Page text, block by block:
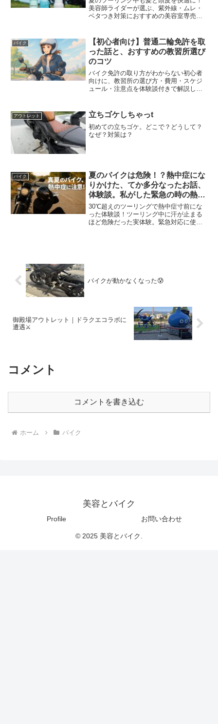
美容師ライダーが選ぶ、紫外線・ムレ・
ベタつき対策におすすめの美容室専売品3
バイク
【初心者向け】普通二輪免許を取
った話と、おすすめの教習所選び
のコツ
バイク免許の取り方がわからない初心者
向けに、教習所の選び方・費用・スケジ
ュール・注意点を体験談付きで解説しま
アウトレット 立ちゴケしちゃっt
初めての立ちゴケ。どこで？どうして？
なぜ？対策は？
バイク
夏のバイクは危険！？熱中症にな
りかけた、てか多分なったお話、
体験談。私がした緊急の時の熱中
症対策＆おすすめアイテム
30℃超えのツーリングで熱中症寸前にな
った体験談！ツーリング中に汗が止まる
ほど危険だった実体験。緊急対応に使っ
バイクが動かなくなった😰
御殿場アウトレット｜ドラクエコラボに
遭遇⚔️
コメント
コメントを書き込む
ホーム バイク
美容とバイク
Profile お問い合わせ
© 2025 美容とバイク.